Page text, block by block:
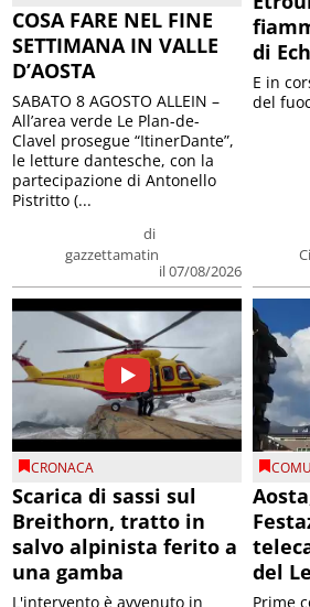
COSA FARE NEL FINE
SETTIMANA IN VALLE
D’AOSTA
di
gazzettamatin
il 07/08/2026
SABATO 8 AGOSTO ALLEIN –
All’area verde Le Plan-de-
Clavel prosegue “ItinerDante”,
le letture dantesche, con la
partecipazione di Antonello
Pistritto (...
di
E in
del
CRONACA
Scarica di sassi sul
Breithorn, tratto in
salvo alpinista ferito a
una gamba
L'intervento è avvenuto in
del
Prime